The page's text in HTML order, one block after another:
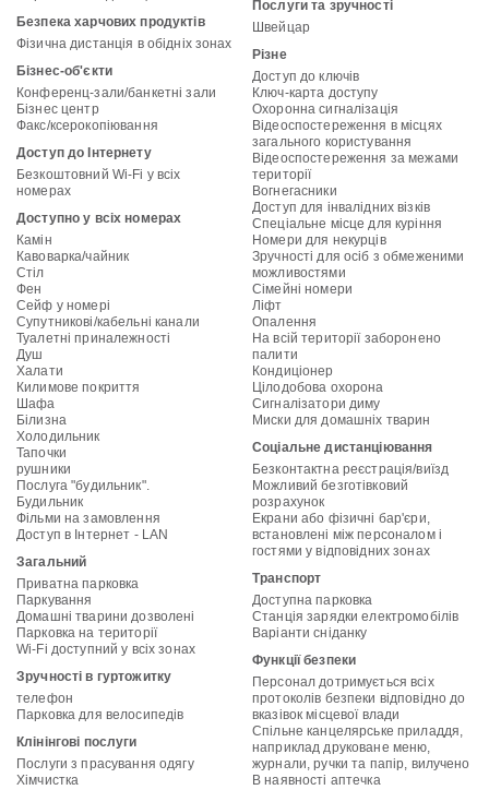
Безпека харчових продуктів
Фізична дистанція в обідніх зонах
Бізнес-об'єкти
Конференц-зали/банкетні зали
Бізнес центр
Факс/ксерокопіювання
Доступ до Інтернету
Безкоштовний Wi-Fi у всіх
номерах
Доступно у всіх номерах
Камін
Кавоварка/чайник
Стіл
Фен
Сейф у номері
Супутникові/кабельні канали
Туалетні приналежності
Душ
Халати
Килимове покриття
Шафа
Білизна
Холодильник
Тапочки
рушники
Послуга "будильник".
Будильник
Фільми на замовлення
Доступ в Інтернет - LAN
Загальний
Приватна парковка
Паркування
Домашні тварини дозволені
Парковка на території
Wi-Fi доступний у всіх зонах
Зручності в гуртожитку
телефон
Парковка для велосипедів
Клінінгові послуги
Послуги з прасування одягу
Хімчистка
Послуги та зручності
Швейцар
Різне
Доступ до ключів
Ключ-карта доступу
Охоронна сигналізація
Відеоспостереження в місцях
загального користування
Відеоспостереження за межами
території
Вогнегасники
Доступ для інвалідних візків
Спеціальне місце для куріння
Номери для некурців
Зручності для осіб з обмеженими
можливостями
Сімейні номери
Ліфт
Опалення
На всій території заборонено
палити
Кондиціонер
Цілодобова охорона
Сигналізатори диму
Миски для домашніх тварин
Соціальне дистанціювання
Безконтактна реєстрація/виїзд
Можливий безготівковий
розрахунок
Екрани або фізичні бар'єри,
встановлені між персоналом і
гостями у відповідних зонах
Транспорт
Доступна парковка
Станція зарядки електромобілів
Варіанти сніданку
Функції безпеки
Персонал дотримується всіх
протоколів безпеки відповідно до
вказівок місцевої влади
Спільне канцелярське приладдя,
наприклад друковане меню,
журнали, ручки та папір, вилучено
В наявності аптечка